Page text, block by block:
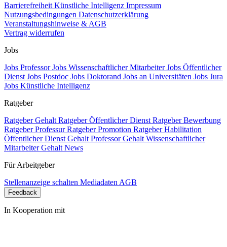
Barrierefreiheit Künstliche Intelligenz Impressum
Nutzungsbedingungen Datenschutzerklärung
Veranstaltungshinweise & AGB
Vertrag widerrufen
Jobs
Jobs ProfessorJobs Wissenschaftlicher MitarbeiterJobs Öffentlicher
Dienst Jobs Postdoc Jobs Doktorand Jobs an Universitäten Jobs Jura
Jobs Künstliche Intelligenz
Ratgeber
Ratgeber Gehalt Ratgeber Öffentlicher Dienst Ratgeber Bewerbung
Ratgeber ProfessurRatgeber Promotion Ratgeber Habilitation
Öffentlicher Dienst Gehalt Professor Gehalt Wissenschaftlicher
Mitarbeiter Gehalt News
Für Arbeitgeber
Stellenanzeige schalten Mediadaten AGB
Feedback
In Kooperation mit